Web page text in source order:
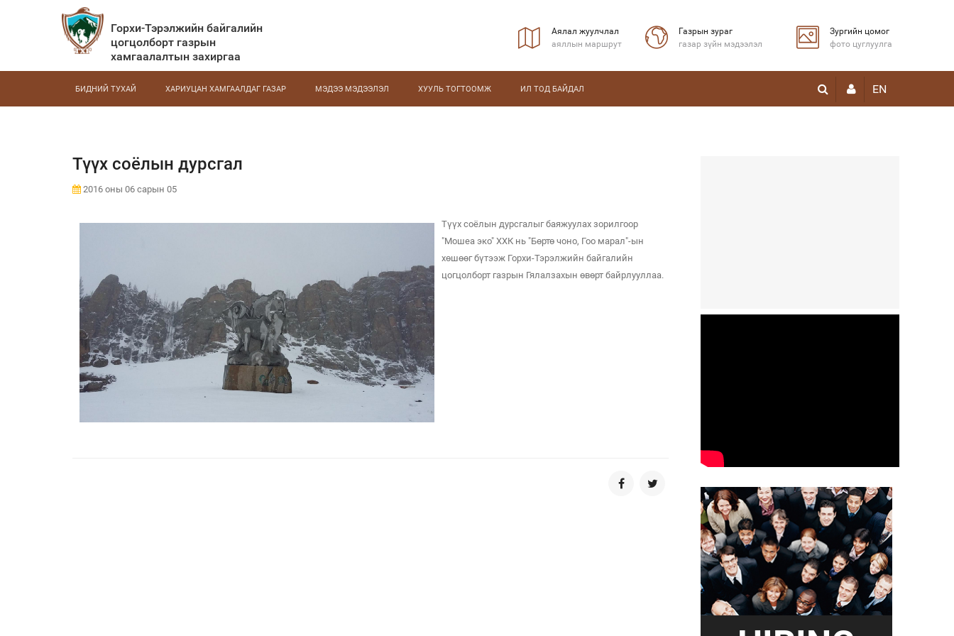
Горхи-Тэрэлжийн байгалийн
цогцолборт газрын
хамгаалалтын захиргаа
Аялал жуулчлал
аяллын маршрут
Газрын зураг
газар зүйн мэдээлэл
Зургийн цомог
фото цуглуулга
БИДНИЙ ТУХАЙ ХАРИУЦАН ХАМГААЛДАГ ГАЗАР МЭДЭЭ МЭДЭЭЛЭЛ ХУУЛЬ ТОГТООМЖ ИЛ ТОД БАЙДАЛ EN
Түүх соёлын дурсгал
2016 оны 06 сарын 05
Түүх соёлын дурсгалыг баяжуулах зорилгоор
"Мошеа эко" ХХК нь "Бөртө чоно, Гоо марал"-ын
хөшөөг бүтээж Горхи-Тэрэлжийн байгалийн
цогцолборт газрын Гялалзахын өвөрт байрлууллаа.